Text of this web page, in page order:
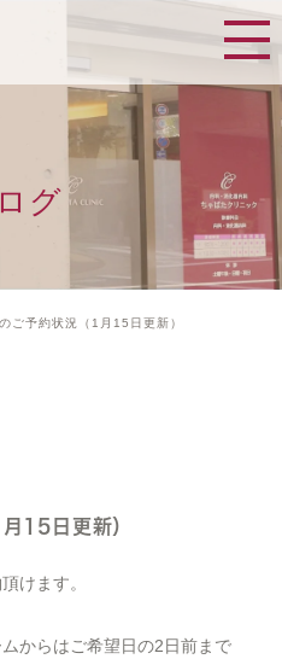
グ
ご予約状況（1月15日更新）
15日更新）
けます。
からはご希望日の2日前まで